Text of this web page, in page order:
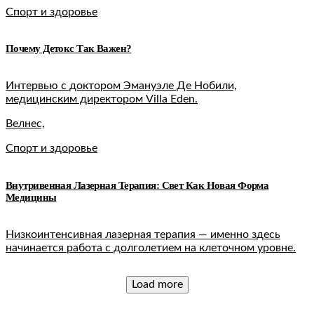
Спорт и здоровье
Почему Детокс Так Важен?
Интервью с доктором Эмануэле Де Нобили,
медицинским директором Villa Eden.
Велнес,
Спорт и здоровье
Внутривенная Лазерная Терапия: Свет Как Новая Форма
Медицины
Низкоинтенсивная лазерная терапия — именно здесь
начинается работа с долголетием на клеточном уровне.
Load more